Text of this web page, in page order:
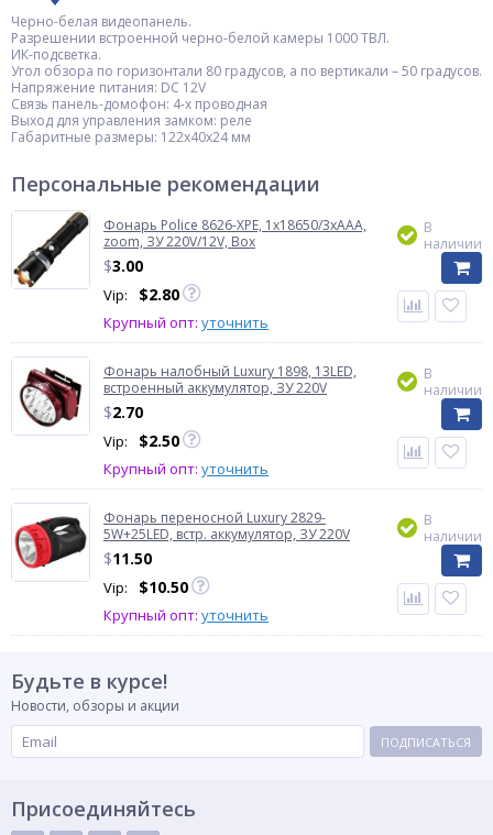
Черно-белая видеопанель.
Разрешении встроенной черно-белой камеры 1000 ТВЛ.
ИК-подсветка.
Угол обзора по горизонтали 80 градусов, а по вертикали – 50 градусов.
Напряжение питания: DC 12V
Связь панель-домофон: 4-х проводная
Выход для управления замком: реле
Габаритные размеры: 122х40x24 мм
Персональные рекомендации
Фонарь Police 8626-XPE, 1х18650/3xAAA,
zoom, ЗУ 220V/12V, Box
$3.00
Vip: $2.80
Крупный опт: уточнить
В
наличии
Фонарь налобный Luxury 1898, 13LED,
встроенный аккумулятор, ЗУ 220V
$2.70
Vip: $2.50
Крупный опт: уточнить
В
наличии
Фонарь переносной Luxury 2829-
5W+25LED, встр. аккумулятор, ЗУ 220V
$11.50
Vip: $10.50
Крупный опт: уточнить
В
наличии
Будьте в курсе!
Новости, обзоры и акции
ПОДПИСАТЬСЯ
Присоединяйтесь